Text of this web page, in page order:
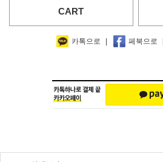
CART
카톡으로 페북으로